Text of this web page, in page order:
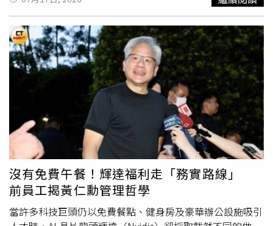
（Spirit Airlines）也在今年5月停止營運。此次取消中間座
位的設計，將率先應用於聯合航空的新型空中巴士A321XLR
客機。該機原本配置152個座位，取消兩席後將剩下150個
座位。旅遊產業分析師哈特維爾特（Henry Harteveldt）指
出，減少座位數可能帶來額外成本效益。依照美國聯邦航空
管理局（FAA）規定，飛機每50個乘客座位需配置至少1名
空服員，因此降低座位數可能讓航空公司在部分航班減少人
力需求。不過，聯合航空表示，A321XLR執飛跨大西洋長程
航線時，即使取消部分座位，仍將維持原有空服員配置。航
空業者也看準旅客對舒適空間的需求，認為即使減少座位
數，只要能提高單一座位價格，仍可能抵銷容量下降造成的
損失。航空新聞網站From the Tray Table作者格里夫
（Zack Griff）表示，對於追求低價的旅客而言，飛機後方
的中間座位仍可能是可接受選項；但豪華
意支付更多費用換取舒適，因此中間座位往往最難銷售。他
540個座位，在16日上午已被搶購一空。儘管機票售價比平
時高出不少，經濟艙要價5000美元（約新台幣16萬元），
商務艙價格翻倍要1萬美元（約新台幣32.4萬元），但仍供
不應求。阿根廷航空指出，截至7月21日，飛往紐約與中轉
站邁阿密的航班已全數額滿。知名旅遊平台Despegar數據
顯示，在阿根廷晉級決賽的終場哨聲響起後，前往紐約的機
票搜尋量瞬間暴增了60倍（6000%），凸顯這場大戰釋放
的驚人需求。這波搶票熱潮源於阿根廷在準決賽以2比1擊敗
英格蘭，搶下7月19日冠軍戰門票；他們的對手，則是以2
比0擊敗法國的西班牙。兩強將於紐約紐澤西體育場爭奪金
盃，成為阿根廷力拼衛冕的關鍵一役。對阿根廷人而言，足
球是不可或缺的信仰，儘管出國觀賽的交通成本極高，但能
親眼見證超級球星梅西率隊與西班牙爭奪世界足壇最高榮譽
的歷史時刻，對球迷來說，顯然已遠遠超越金錢的價值。
沒有免費午餐！輝達福利走「務實路線」
前員工揭黃仁勳管理哲學
當許多科技巨頭仍以免費餐點、健身房及豪華辦公設施吸引